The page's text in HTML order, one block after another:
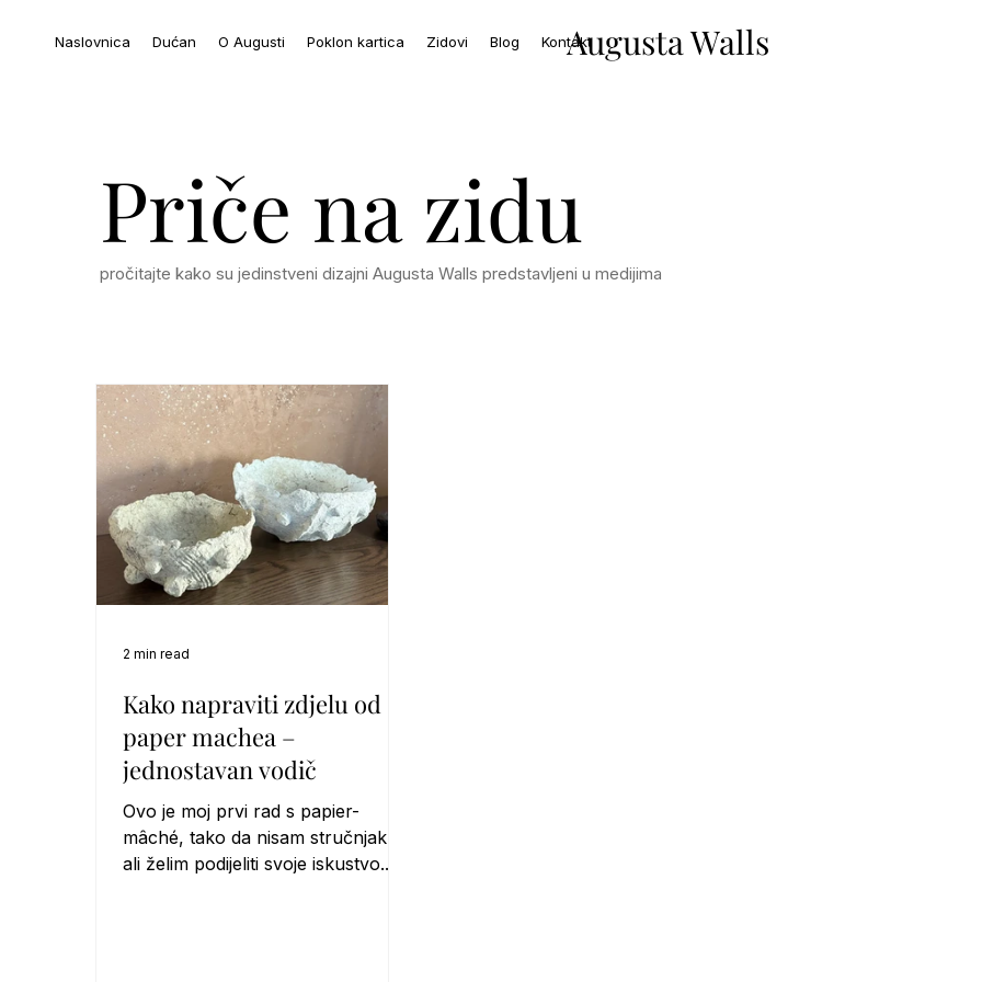
Naslovnica Dućan O Augusti Poklon kartica Zidovi Blog KontaktAugusta Walls
Priče na zidu
pročitajte kako su jedinstveni dizajni Augusta Walls predstavljeni u medijima
Kako napraviti zdjelu od
paper machea –
jednostavan vodič
Ovo je moj prvi rad s papier-
mâché, tako da nisam stručnjak,
ali želim podijeliti svoje iskustvo.
2 min read